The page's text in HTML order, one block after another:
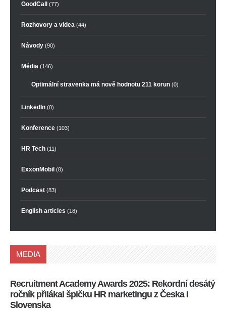
GoodCall (77)
Rozhovory a videa (44)
Návody (90)
Média (146)
Optimální stravenka má nově hodnotu 211 korun (0)
LinkedIn (0)
Konference (103)
HR Tech (11)
ExxonMobil (8)
Podcast (83)
English articles (18)
MEDIA
Recruitment Academy Awards 2025: Rekordní desátý
ročník přilákal špičku HR marketingu z Česka i
Slovenska